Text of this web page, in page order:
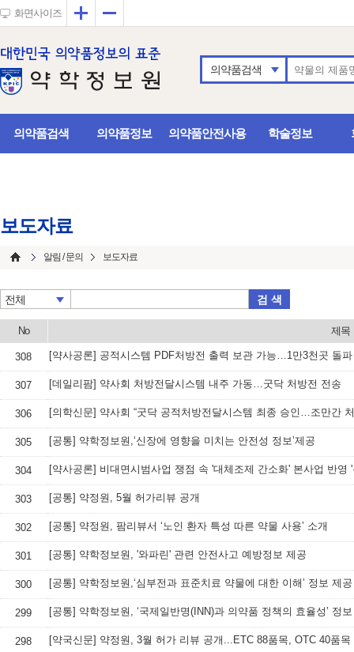
화면사이즈 확대
의약품검색
의약품검색 의약품정보 의약품안전사용 학술정보
보도자료
알림 / 문의 보도자료
전체 검 색
No 제목
308 [약사공론] 공적시스템 PDF처방전 출력 보관 가능…1만3천곳 돌파
307 [데일리팜] 약사회 처방전달시스템 내주 가동…굿닥 처방전 전송
306
305 [공통] 약학정보원,‘신장에 영향을 미치는 안전성 정보’제공
304 [약사공론] 비대면시범사업 쟁점 속 '대체조제 간소화' 본사업 반영
303 [공통] 약정원, 5월 허가리뷰 공개
302 [공통] 약정원, 팜리뷰서 ‘노인 환자 특성 따른 약물 사용’ 소개
301 [공통] 약학정보원, '와파린' 관련 안전사고 예방정보 제공
300 [공통] 약학정보원,‘심부전과 표준치료 약물에 대한 이해’ 정보 제공
299 [공통] 약학정보원, ‘국제일반명(INN)과 의약품 정책의 효율성’ 정
298 [약국신문] 약정원, 3월 허가 리뷰 공개...ETC 88품목, OTC 40품목